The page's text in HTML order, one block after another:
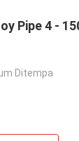
Pipe 4 -
Ditempa